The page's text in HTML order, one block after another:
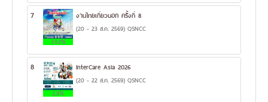
7
3.52%
งานไทยเที่ยวนอก ครั้งที่ 8
(20 - 23 ส.ค. 2569) QSNCC
8
2.9%
InterCare Asia 2026
(20 - 22 ส.ค. 2569) QSNCC